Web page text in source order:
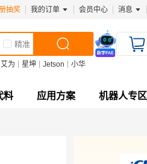
抽奖 我的订单 会员中心 消息
精准
艾为 星坤 Jetson 小华
料 应用方案 机器人专区